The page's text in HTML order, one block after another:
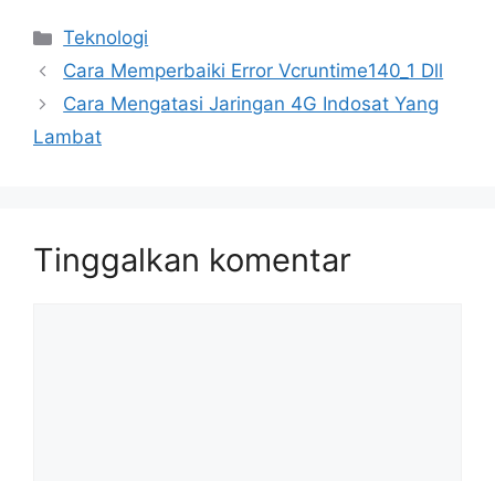
Kategori
Teknologi
Cara Memperbaiki Error Vcruntime140_1 Dll
Cara Mengatasi Jaringan 4G Indosat Yang
Lambat
Tinggalkan komentar